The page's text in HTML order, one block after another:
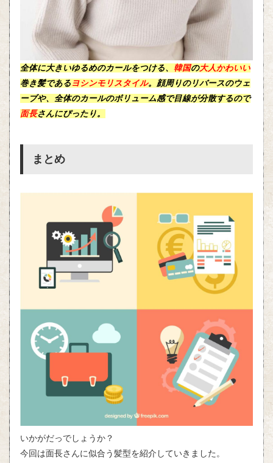
全体に大きいゆるめのカールをつける、 韓国の大人かわいい
巻き髪である ヨシンモリスタイル。顔周りのリバースのウェ
ーブや、全体のカールのボリューム感で目線が分散するので
面長さんにぴったり。
まとめ
いかがだっでしょうか？
今回は面長さんに似合う髪型を紹介していきました。